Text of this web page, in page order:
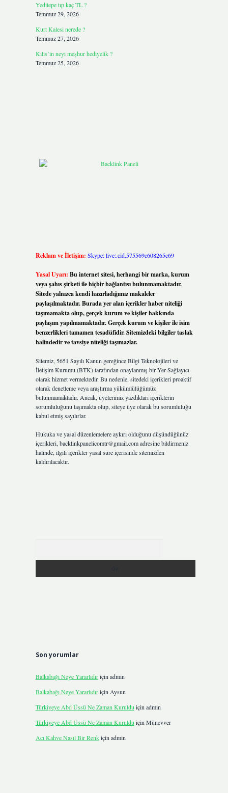
Yeditepe tıp kaç TL ?
Temmuz 29, 2026
Kurt Kalesi nerede ?
Temmuz 27, 2026
Kilis’in neyi meşhur hediyelik ?
Temmuz 25, 2026
Reklam ve İletişim: Skype: live:.cid.575569c608265c69
Yasal Uyarı: Bu internet sitesi, herhangi bir marka, kurum
veya şahıs şirketi ile hiçbir bağlantısı bulunmamaktadır.
Sitede yalnızca kendi hazırladığımız makaleler
paylaşılmaktadır. Burada yer alan içerikler haber niteliği
taşımamakta olup, gerçek kurum ve kişiler hakkında
paylaşım yapılmamaktadır. Gerçek kurum ve kişiler ile isim
benzerlikleri tamamen tesadüfidir. Sitemizdeki bilgiler taslak
halindedir ve tavsiye niteliği taşımazlar.
Sitemiz, 5651 Sayılı Kanun gereğince Bilgi Teknolojileri ve
İletişim Kurumu (BTK) tarafından onaylanmış bir Yer Sağlayıcı
olarak hizmet vermektedir. Bu nedenle, sitedeki içerikleri proaktif
olarak denetleme veya araştırma yükümlülüğümüz
bulunmamaktadır. Ancak, üyelerimiz yazdıkları içeriklerin
sorumluluğunu taşımakta olup, siteye üye olarak bu sorumluluğu
kabul etmiş sayılırlar.
Hukuka ve yasal düzenlemelere aykırı olduğunu düşündüğünüz
içerikleri, backlinkpanelicomtr@gmail.comadresine bildirmeniz
halinde, ilgili içerikler yasal süre içerisinde sitemizden
kaldırılacaktır.
Son yorumlar
Balkabağı Neye Yararlıdıriçin admin
Balkabağı Neye Yararlıdıriçin Aysun
Türkiyeye Abd Üssü Ne Zaman Kuruldu için admin
Türkiyeye Abd Üssü Ne Zaman Kuruldu için Münevver
Acı Kahve Nasıl Bir Renkiçin admin